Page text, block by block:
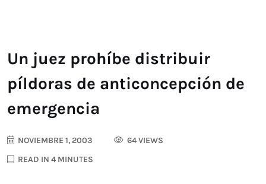
Un juez prohíbe distribuir
píldoras de anticoncepción de
emergencia
NOVIEMBRE 1, 2003
64 VIEWS
READ IN 4 MINUTES